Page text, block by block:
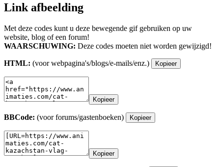
Link afbeelding
Met deze codes kunt u deze bewegende gif gebruiken op uw
website, blog of een forum!
WAARSCHUWING: Deze codes moeten niet worden gewijzigd!
HTML: (voor webpagina's/blogs/e-mails/enz.) Kopieer
Kopieer
BBCode: (voor forums/gastenboeken) Kopieer
Kopieer